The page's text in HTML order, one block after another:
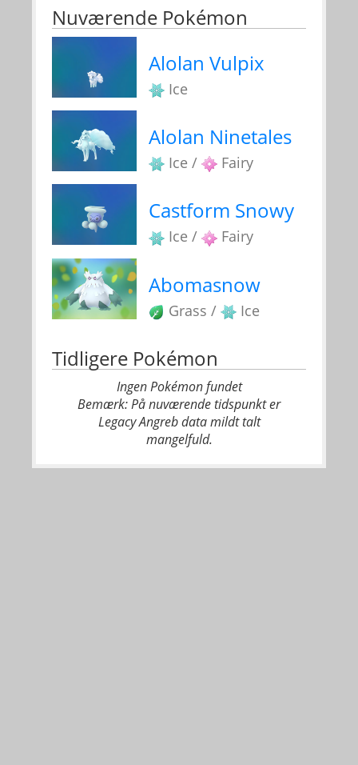
Nuværende Pokémon
Alolan Vulpix
Ice
Alolan Ninetales
Ice / Fairy
Castform Snowy
Ice / Fairy
Abomasnow
Grass / Ice
Tidligere Pokémon
Ingen Pokémon fundet
Bemærk: På nuværende tidspunkt er
Legacy Angreb data mildt talt
mangelfuld.